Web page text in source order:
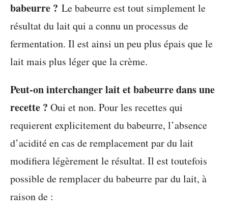
babeurre ? Le babeurre est tout simplement le
résultat du lait qui a connu un processus de
fermentation. Il est ainsi un peu plus épais que le
lait mais plus léger que la crème.
Peut-on interchanger lait et babeurre dans une
recette ? Oui et non. Pour les recettes qui
requierent explicitement du babeurre, l’absence
d’acidité en cas de remplacement par du lait
modifiera légèrement le résultat. Il est toutefois
possible de remplacer du babeurre par du lait, à
raison de :